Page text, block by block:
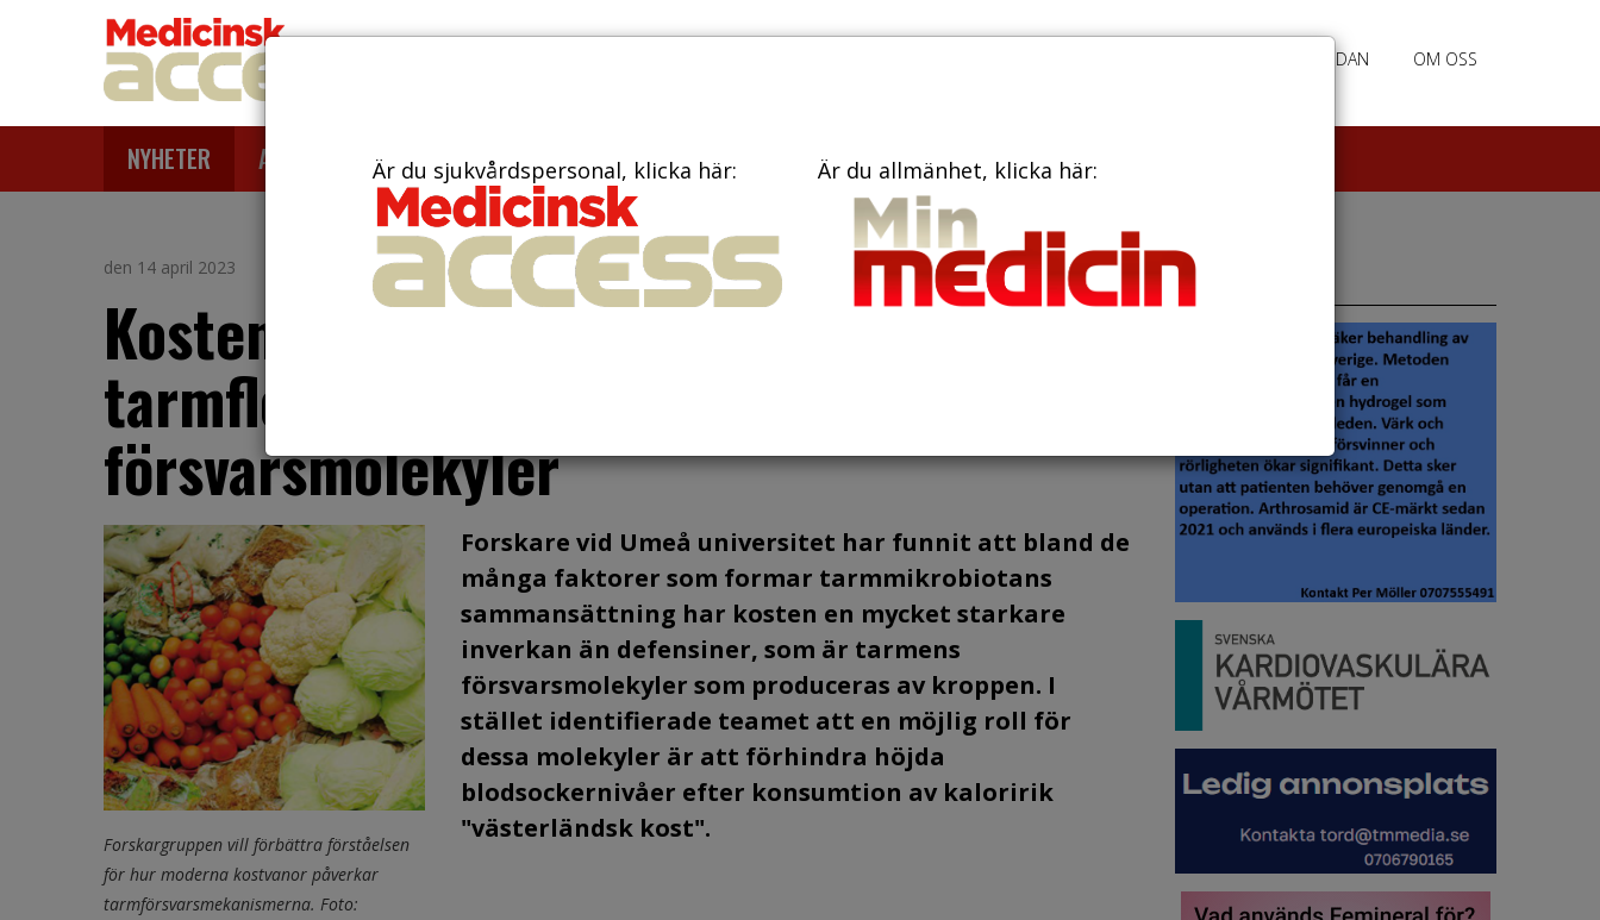
ANNONSERING HEMSIDAN OM OSS
NYHETER ARTIKLAR AKTUELLT TIDNINGAR BÖCKER KONTAKT
den 14 april 2023
Kosten har större inflytande på
tarmfloran än tarmens
försvarsmolekyler
Forskargruppen vill förbättra förståelsen
för hur moderna kostvanor påverkar
tarmförsvarsmekanismerna. Foto:
Forskare vid Umeå universitet har funnit att bland de
många faktorer som formar tarmmikrobiotans
sammansättning har kosten en mycket starkare
inverkan än defensiner, som är tarmens
försvarsmolekyler som produceras av kroppen. I
stället identifierade teamet att en möjlig roll för
dessa molekyler är att förhindra höjda
blodsockernivåer efter konsumtion av kaloririk
"västerländsk kost".
Annonser
Är du sjukvårdspersonal, klicka här: Är du allmänhet, klicka här: